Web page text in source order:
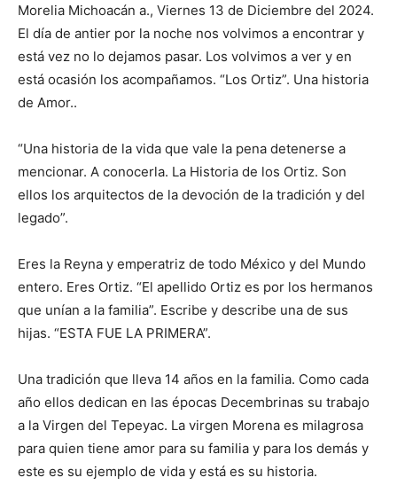
Morelia Michoacán a., Viernes 13 de Diciembre del 2024.
El día de antier por la noche nos volvimos a encontrar y
está vez no lo dejamos pasar. Los volvimos a ver y en
está ocasión los acompañamos. “Los Ortiz”. Una historia
de Amor..
“Una historia de la vida que vale la pena detenerse a
mencionar. A conocerla. La Historia de los Ortiz. Son
ellos los arquitectos de la devoción de la tradición y del
legado”.
Eres la Reyna y emperatriz de todo México y del Mundo
entero. Eres Ortiz. “El apellido Ortiz es por los hermanos
que unían a la familia”. Escribe y describe una de sus
hijas. “ESTA FUE LA PRIMERA”.
Una tradición que lleva 14 años en la familia. Como cada
año ellos dedican en las épocas Decembrinas su trabajo
a la Virgen del Tepeyac. La virgen Morena es milagrosa
para quien tiene amor para su familia y para los demás y
este es su ejemplo de vida y está es su historia.